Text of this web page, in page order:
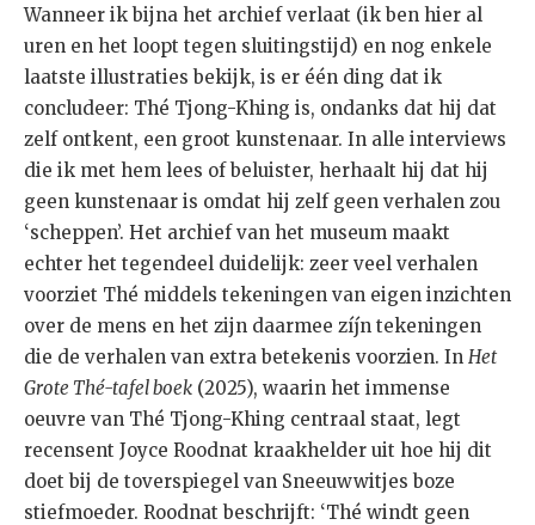
Wanneer ik bijna het archief verlaat (ik ben hier al
uren en het loopt tegen sluitingstijd) en nog enkele
laatste illustraties bekijk, is er één ding dat ik
concludeer: Thé Tjong-Khing is, ondanks dat hij dat
zelf ontkent, een groot kunstenaar. In alle interviews
die ik met hem lees of beluister, herhaalt hij dat hij
geen kunstenaar is omdat hij zelf geen verhalen zou
‘scheppen’. Het archief van het museum maakt
echter het tegendeel duidelijk: zeer veel verhalen
voorziet Thé middels tekeningen van eigen inzichten
over de mens en het zijn daarmee zíjn tekeningen
die de verhalen van extra betekenis voorzien. In Het
Grote Thé-tafel boek (2025), waarin het immense
oeuvre van Thé Tjong-Khing centraal staat, legt
recensent Joyce Roodnat kraakhelder uit hoe hij dit
doet bij de toverspiegel van Sneeuwwitjes boze
stiefmoeder. Roodnat beschrijft: ‘Thé windt geen